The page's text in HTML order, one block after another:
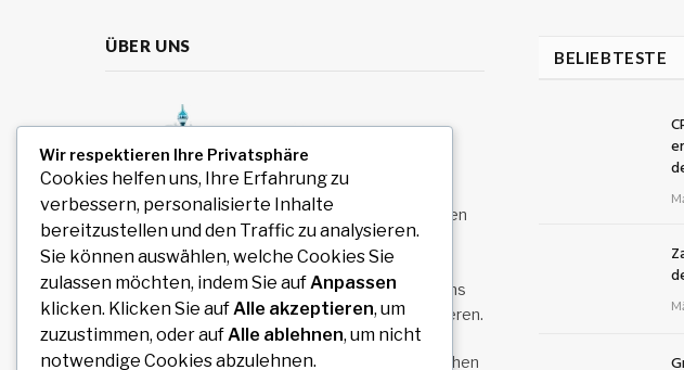
ÜBER UNS
Stuttgart Drive ist die Anlaufstelle für alle Themen
rund um Autos und Mobilität. Wir berichten über
Fahrzeugtrends, neue Modelle, Technik und
Fahrkultur. Unsere Inhalte richten sich an Autofans
und alle, die sich für moderne Mobilität interessieren.
Senden Sie uns hier eine E-Mail zum Veröffentlichen
BELIEBTESTE
Wir respektieren Ihre Privatsphäre
Cookies helfen uns, Ihre Erfahrung zu
verbessern, personalisierte Inhalte
bereitzustellen und den Traffic zu analysieren.
Sie können auswählen, welche Cookies Sie
zulassen möchten, indem Sie auf Anpassen
klicken. Klicken Sie auf Alle akzeptieren, um
zuzustimmen, oder auf Alle ablehnen, um nicht
notwendige Cookies abzulehnen.